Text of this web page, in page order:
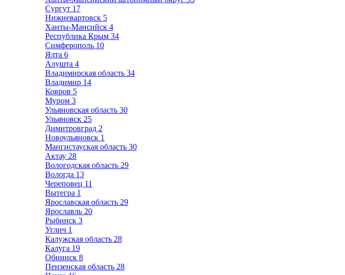
Сургут 17
Нижневартовск 5
Ханты-Мансийск 4
Республика Крым 34
Симферополь 10
Ялта 6
Алушта 4
Владимирская область 34
Владимир 14
Ковров 5
Муром 3
Ульяновская область 30
Ульяновск 25
Димитровград 2
Новоульяновск 1
Мангистауская область 30
Актау 28
Вологодская область 29
Вологда 13
Череповец 11
Вытегра 1
Ярославская область 29
Ярославль 20
Рыбинск 3
Углич 1
Калужская область 28
Калуга 19
Обнинск 8
Пензенская область 28